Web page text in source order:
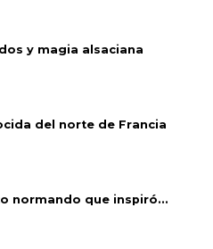
y magia alsaciana
del norte de Francia
normando que inspiró...